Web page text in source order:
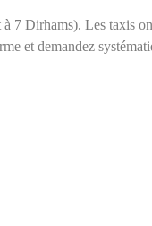
Dirhams). Les taxis
et demandez